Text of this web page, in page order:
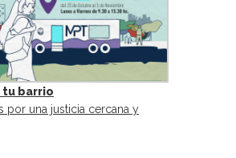
tu barrio
por una justicia cercana y